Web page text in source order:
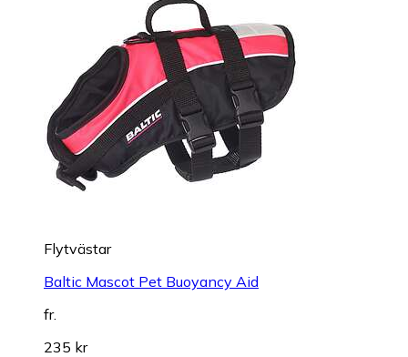
Flytvästar
Baltic Mascot Pet Buoyancy Aid
fr.
235 kr